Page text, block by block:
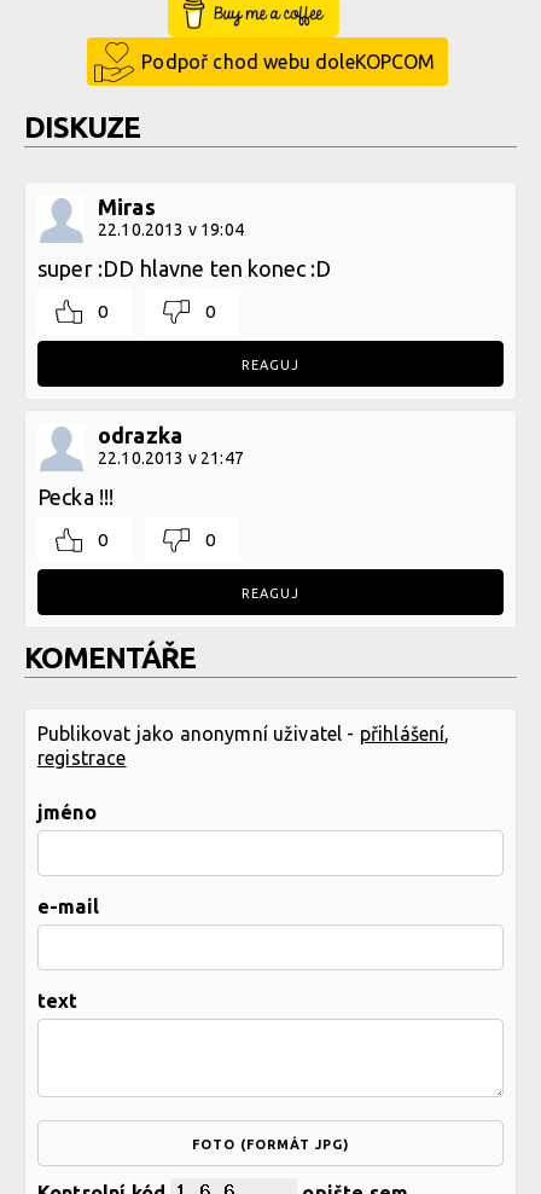
Buy Me a Coffee
Podpoř chod webu doleKOPCOM
DISKUZE
Miras
22.10.2013 v 19:04
super :DD hlavne ten konec :D
0 0
REAGUJ
odrazka
22.10.2013 v 21:47
Pecka !!!
0 0
REAGUJ
KOMENTÁŘE
Publikovat jako anonymní uživatel - přihlášení
registrace
jméno
e-mail
text
FOTO (FORMÁT JPG)